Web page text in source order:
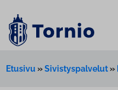
Etusivu »Sivistyspalvelut»